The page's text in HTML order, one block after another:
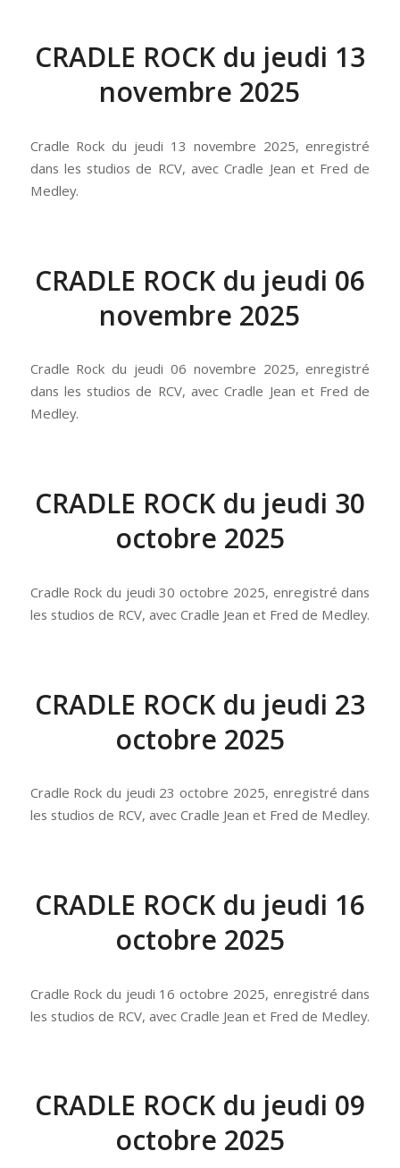
CRADLE ROCK du jeudi 13
novembre 2025
Cradle Rock du jeudi 13 novembre 2025, enregistré
dans les studios de RCV, avec Cradle Jean et Fred de
Medley.
CRADLE ROCK du jeudi 06
novembre 2025
Cradle Rock du jeudi 06 novembre 2025, enregistré
dans les studios de RCV, avec Cradle Jean et Fred de
Medley.
CRADLE ROCK du jeudi 30
octobre 2025
Cradle Rock du jeudi 30 octobre 2025, enregistré dans
les studios de RCV, avec Cradle Jean et Fred de Medley.
CRADLE ROCK du jeudi 23
octobre 2025
Cradle Rock du jeudi 23 octobre 2025, enregistré dans
les studios de RCV, avec Cradle Jean et Fred de Medley.
CRADLE ROCK du jeudi 16
octobre 2025
Cradle Rock du jeudi 16 octobre 2025, enregistré dans
les studios de RCV, avec Cradle Jean et Fred de Medley.
CRADLE ROCK du jeudi 09
octobre 2025